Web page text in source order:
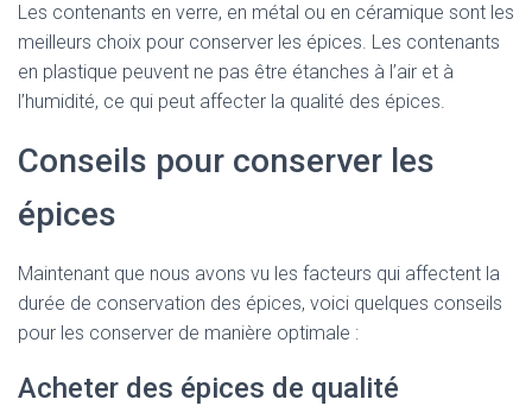
Les contenants en verre, en métal ou en céramique sont les
meilleurs choix pour conserver les épices. Les contenants
en plastique peuvent ne pas être étanches à l’air et à
l’humidité, ce qui peut affecter la qualité des épices.
Conseils pour conserver les
épices
Maintenant que nous avons vu les facteurs qui affectent la
durée de conservation des épices, voici quelques conseils
pour les conserver de manière optimale :
Acheter des épices de qualité